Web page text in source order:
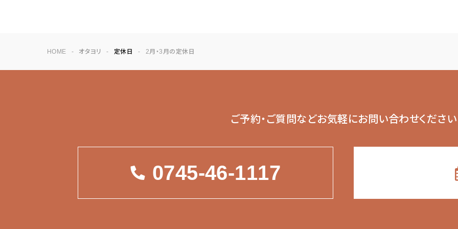
HOME オタヨリ 定休日 2月・3月の定休日
ご予約・ご質問などお気軽にお問い合わせください
0745-46-1117